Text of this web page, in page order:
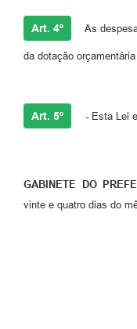
Art. 4º As
da dotação orçamentária
Art. 5º - Esta Lei
GABINETE DO
vinte e quatro dias do